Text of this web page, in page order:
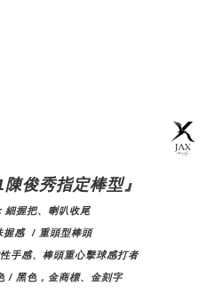
俊秀指定棒型』
細握把、喇叭收尾
握感 / 重頭型棒頭
手感、棒頭重心擊球感打者
/ 黑色，金商標、金刻字